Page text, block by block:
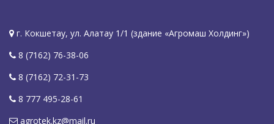
г. Кокшетау, ул. Алатау 1/1 (здание «Агромаш Холдинг»)
8 (7162) 76-38-06
8 (7162) 72-31-73
8 777 495-28-61
agrotek.kz@mail.ru